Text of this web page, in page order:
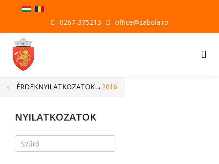
0267-375213 office@zabola.ro
ÉRDEKNYILATKOZATOK→ 2016
NYILATKOZATOK